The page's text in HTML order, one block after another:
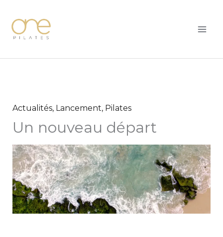
contenu
Actualités, Lancement, Pilates
Un nouveau départ